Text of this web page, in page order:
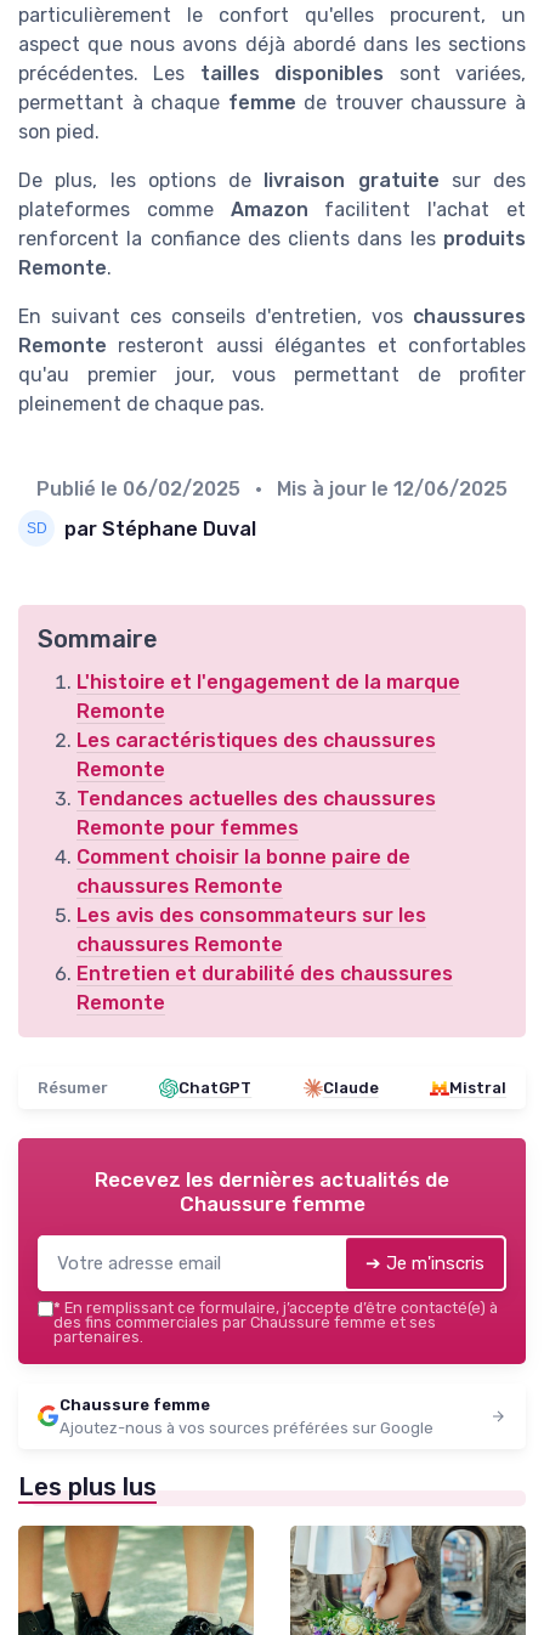
particulièrement le confort qu'elles procurent, un
aspect que nous avons déjà abordé dans les sections
précédentes. Les tailles disponibles sont variées,
permettant à chaque femme de trouver chaussure à
son pied.
De plus, les options de livraison gratuite sur des
plateformes comme Amazon facilitent l'achat et
renforcent la confiance des clients dans les produits
Remonte.
En suivant ces conseils d'entretien, vos chaussures
Remonte resteront aussi élégantes et confortables
qu'au premier jour, vous permettant de profiter
pleinement de chaque pas.
Publié le 06/02/2025 • Mis à jour le 12/06/2025
par Stéphane Duval
Sommaire
L'histoire et l'engagement de la marque
Remonte
Les caractéristiques des chaussures
Remonte
Tendances actuelles des chaussures
Remonte pour femmes
Comment choisir la bonne paire de
chaussures Remonte
Les avis des consommateurs sur les
chaussures Remonte
Entretien et durabilité des chaussures
Remonte
Résumer ChatGPT Claude Mistral
Recevez les dernières actualités de
Chaussure femme
➔ Je m'inscris
* En remplissant ce formulaire, j’accepte d’être contacté(e) à
des fins commerciales par Chaussure femme et ses
partenaires.
Chaussure femme
Ajoutez-nous à vos sources préférées sur Google
Les plus lus